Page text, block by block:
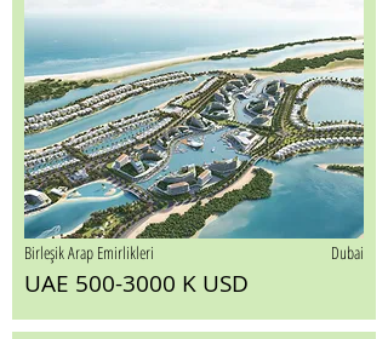
Birleşik Arap Emirlikleri Dubai
UAE 500-3000 K USD